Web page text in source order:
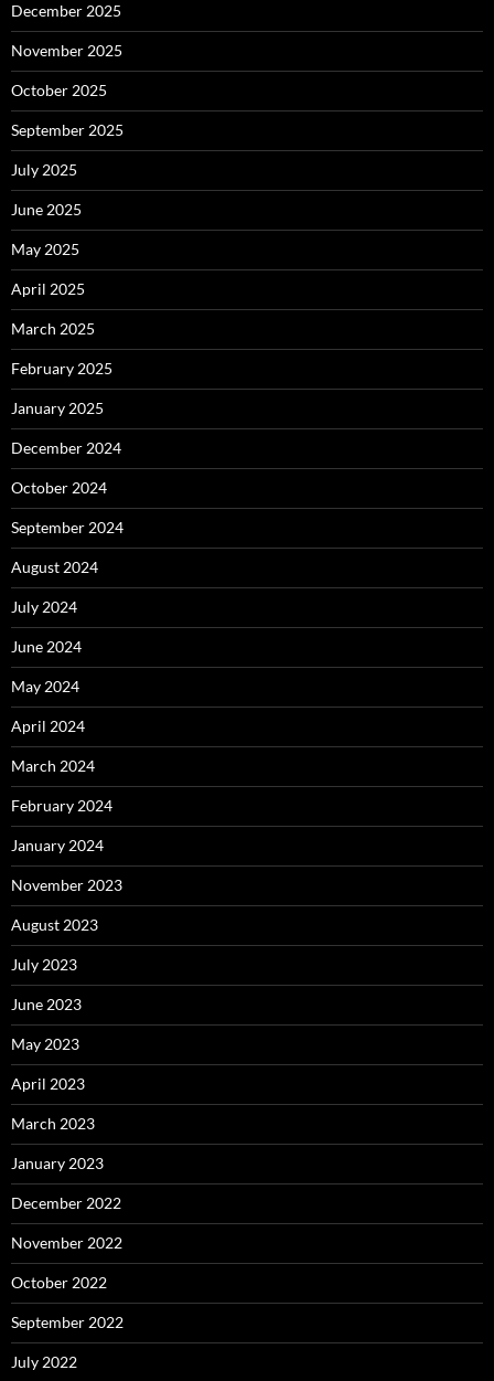
December 2025
November 2025
October 2025
September 2025
July 2025
June 2025
May 2025
April 2025
March 2025
February 2025
January 2025
December 2024
October 2024
September 2024
August 2024
July 2024
June 2024
May 2024
April 2024
March 2024
February 2024
January 2024
November 2023
August 2023
July 2023
June 2023
May 2023
April 2023
March 2023
January 2023
December 2022
November 2022
October 2022
September 2022
July 2022